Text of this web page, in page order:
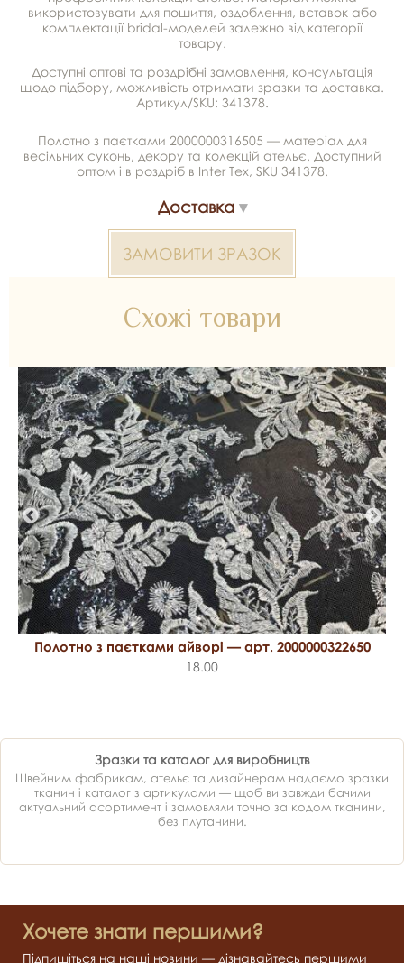
використовувати для пошиття, оздоблення, вставок або
комплектації bridal-моделей залежно від категорії
товару.
Доступні оптові та роздрібні замовлення, консультація
щодо підбору, можливість отримати зразки та доставка.
Артикул/SKU: 341378.
Полотно з паєтками 2000000316505 — матеріал для
весільних суконь, декору та колекцій ательє. Доступний
оптом і в роздріб в Inter Tex, SKU 341378.
Доставка
ЗАМОВИТИ ЗРАЗОК
Схожі товари
Полотно з паєтками айворі — арт. 2000000322650
18.00
Зразки та каталог для виробництв
Швейним фабрикам, ательє та дизайнерам надаємо зразки
тканин і каталог з артикулами — щоб ви завжди бачили
актуальний асортимент і замовляли точно за кодом тканини,
без плутанини.
Хочете знати першими?
Підпишіться на наші новини — дізнавайтесь першими